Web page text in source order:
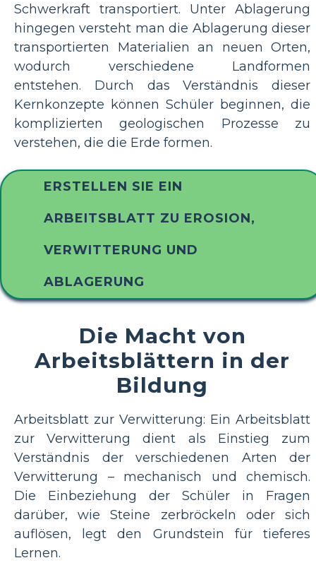
Schwerkraft transportiert. Unter Ablagerung
hingegen versteht man die Ablagerung dieser
transportierten Materialien an neuen Orten,
wodurch verschiedene Landformen
entstehen. Durch das Verständnis dieser
Kernkonzepte können Schüler beginnen, die
komplizierten geologischen Prozesse zu
verstehen, die die Erde formen.
ERSTELLEN SIE EIN
ARBEITSBLATT ZU EROSION,
VERWITTERUNG UND
ABLAGERUNG
Die Macht von
Arbeitsblättern in der
Bildung
Arbeitsblatt zur Verwitterung: Ein Arbeitsblatt
zur Verwitterung dient als Einstieg zum
Verständnis der verschiedenen Arten der
Verwitterung – mechanisch und chemisch.
Die Einbeziehung der Schüler in Fragen
darüber, wie Steine ​​zerbröckeln oder sich
auflösen, legt den Grundstein für tieferes
Lernen.